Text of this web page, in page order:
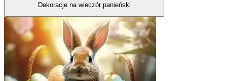
Dekoracje na wieczór panieński